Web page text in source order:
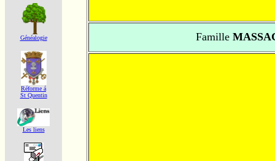
Généalogie
Réforme á
St Quentin
Les liens
Famille